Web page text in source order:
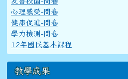
心理感受-問卷
健康促進-問卷
學力檢測-問卷
12年國民基本課程
教學成果